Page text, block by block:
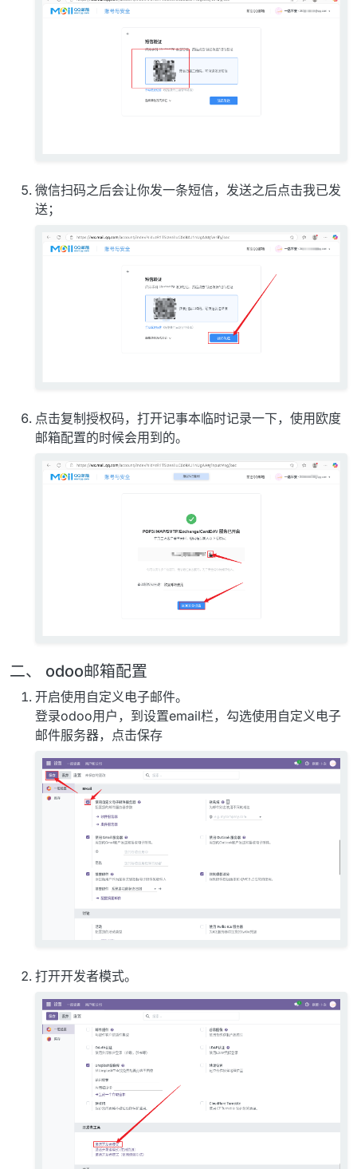
微信扫码之后会让你发一条短信，发送之后点击我已发
送；
点击复制授权码，打开记事本临时记录一下，使用欧度
邮箱配置的时候会用到的。
二、 odoo邮箱配置
开启使用自定义电子邮件。
登录odoo用户，到设置email栏，勾选使用自定义电子
邮件服务器，点击保存
打开开发者模式。